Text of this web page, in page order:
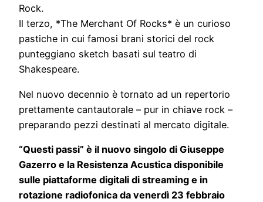
Rock.
Il terzo, *The Merchant Of Rocks* è un curioso
pastiche in cui famosi brani storici del rock
punteggiano sketch basati sul teatro di
Shakespeare.
Nel nuovo decennio è tornato ad un repertorio
prettamente cantautorale – pur in chiave rock –
preparando pezzi destinati al mercato digitale.
“Questi passi” è il nuovo singolo di Giuseppe
Gazerro e la Resistenza Acustica disponibile
sulle piattaforme digitali di streaming e in
rotazione radiofonica da venerdì 23 febbraio